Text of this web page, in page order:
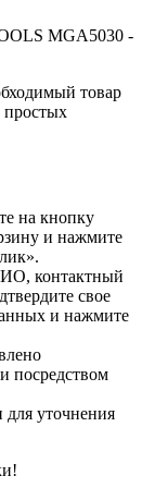
MGA5030 -
товар
простых
на кнопку
и нажмите
контактный
свое
и нажмите
посредством
уточнения